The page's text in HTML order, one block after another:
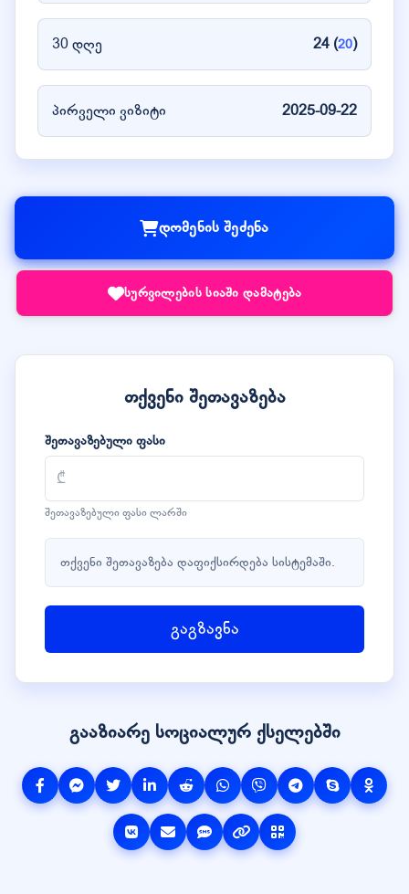
30 დღე 24 (20)
პირველი ვიზიტი 2025-09-22
დომენის შეძენა
სურვილების სიაში დამატება
თქვენი შეთავაზება
შეთავაზებული ფასი
შეთავაზებული ფასი ლარში
თქვენი შეთავაზება დაფიქსირდება სისტემაში.
გაგზავნა
გააზიარე სოციალურ ქსელებში